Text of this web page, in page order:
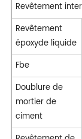
Revêtement
Revêtement
époxyde liquide
Fbe
Doublure de
mortier de
ciment